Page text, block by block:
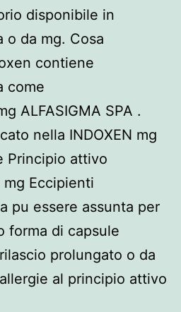
disponibile in
o da mg. Cosa
contiene
come
ALFASIGMA SPA .
nella INDOXEN mg
Principio attivo
Eccipienti
pu essere assunta per
forma di capsule
prolungato o da
al principio attivo